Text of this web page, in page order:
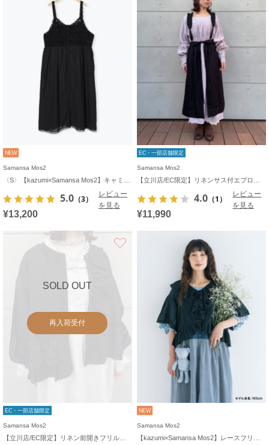
NEW
Samansa Mos2
5.0 （3）
レビュー
を見る
¥13,200
EC・一部店舗限定
Samansa Mos2
4.0 （1）
レビュー
を見る
¥11,990
SOLD OUT
再入荷受付
EC・一部店舗限定
Samansa Mos2
NEW
Samansa Mos2